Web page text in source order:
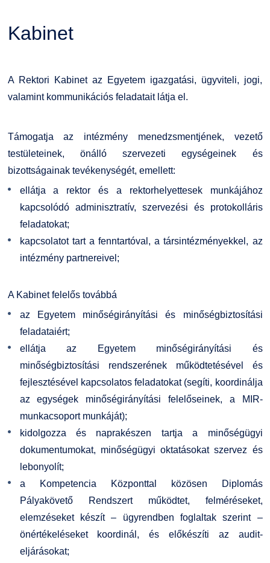
Hallgatókra érvényes szabályzatok
Kiemelt ösztöndíjak
Szolgáltatások
Fordítási Szolgáltatások
DUE Hallgatói laptop használati segédlet
Kerpely Antal Szakkollégium KASZK
Neptun
K+F+I
Kapcsolat
TDK/Tehetségnap
Képzési Életpályamodell
Atomerőművi Képzési Bázis
Minőségirányítás
Együttműködő partnereink
Kabinet
A Rektori Kabinet az Egyetem igazgatási, ügyviteli, jogi,
valamint kommunikációs feladatait látja el.
Támogatja az intézmény menedzsmentjének, vezető
testületeinek, önálló szervezeti egységeinek és
bizottságainak tevékenységét, emellett:
ellátja a rektor és a rektorhelyettesek munkájához
kapcsolódó adminisztratív, szervezési és protokolláris
feladatokat;
kapcsolatot tart a fenntartóval, a társintézményekkel, az
intézmény partnereivel;
A Kabinet felelős továbbá
az Egyetem minőségirányítási és minőségbiztosítási
feladataiért;
ellátja az Egyetem minőségirányítási és
minőségbiztosítási rendszerének működtetésével és
fejlesztésével kapcsolatos feladatokat (segíti, koordinálja
az egységek minőségirányítási felelőseinek, a MIR-
munkacsoport munkáját);
kidolgozza és naprakészen tartja a minőségügyi
dokumentumokat, minőségügyi oktatásokat szervez és
lebonyolít;
a Kompetencia Központtal közösen Diplomás
Pályakövető Rendszert működtet, felméréseket,
elemzéseket készít – ügyrendben foglaltak szerint –
önértékeléseket koordinál, és előkészíti az audit-
eljárásokat;